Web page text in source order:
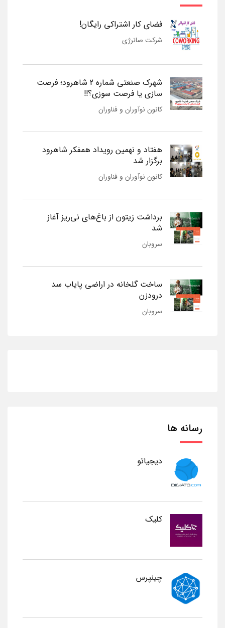
فضای کار اشتراکی رایگان!
شرکت صانرژی
شهرک صنعتی شماره 2 شاهرود؛ فرصت
سازی یا فرصت سوزی؟!!
کانون نوآوران و فناوران
هفتاد و نهمین رویداد همفکر شاهرود
برگزار شد
کانون نوآوران و فناوران
برداشت زیتون از باغ‌های نی‌ریز آغاز
شد
سروبان
ساخت گلخانه در اراضی پایاب سد
درودزن
سروبان
رسانه ها
دیجیاتو
کلیک
چینپرس